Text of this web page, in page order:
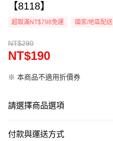
【8118】
超取滿NT$798免運 國家/地區配送
NT$290
NT$190
※ 本商品不適用折價券
請選擇商品選項
付款與運送方式